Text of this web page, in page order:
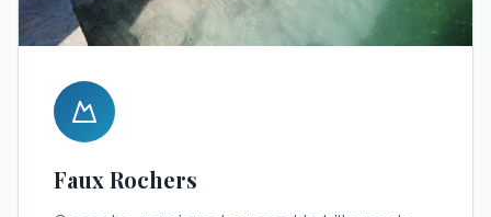
Faux Rochers